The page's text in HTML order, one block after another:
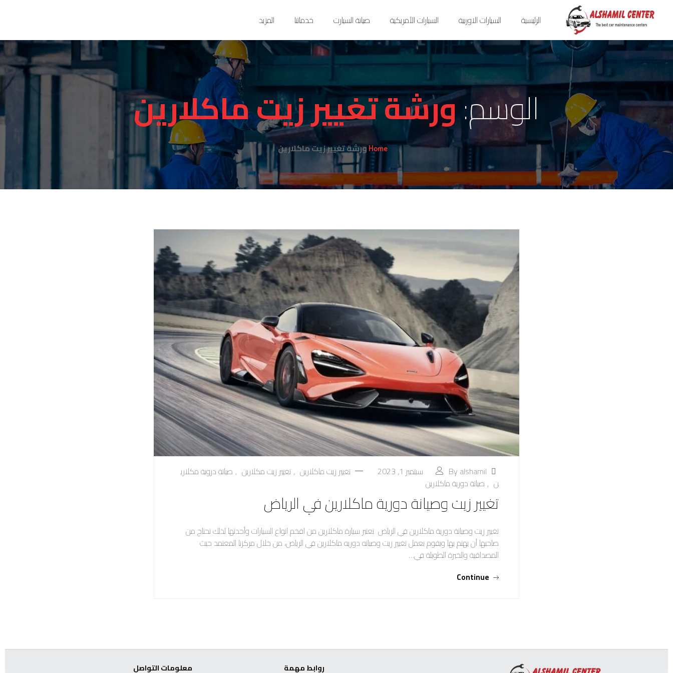
الرئيسية السيارات الاوربية السيارات الأمريكية صيانة السيارت خدماتنا المزيد
الوسم:ورشة تغيير زيت ماكلارين
Homeورشة تغيير زيت ماكلارين
By alshamil سبتمبر 1, 2023 تغيير زيت ماكلارين ,تغيير زيت مكلارين , صيانة دروية مكلاري
ن , صيانة دورية ماكلارين
تغيير زيت وصيانة دورية ماكلارين في الرياض
تغيير زيت وصيانة دورية ماكلارين في الرياض تعتبر سيارة ماكلارين من افخم انواع السيارات وأحدثها لذلك تحتاج من
صاحبها أن يهتم بها ويقوم بعمل تغيير زيت وصيانه دوريه ماكلارين في الرياض، من خلال مركزنا المعتمد حيث
المصداقية والخبرة الطويلة في…
Continue
روابط مهمة معلومات التواصل